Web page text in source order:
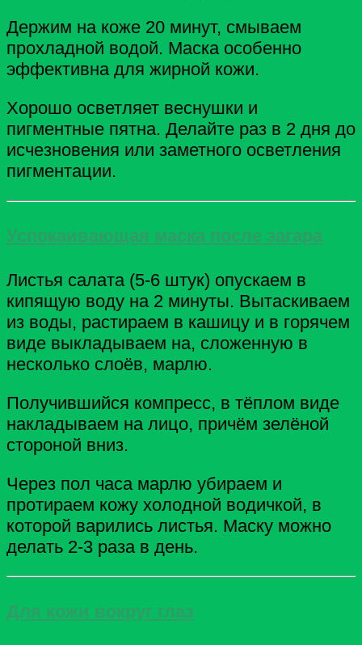
Держим на коже 20 минут, смываем
прохладной водой. Маска особенно
эффективна для жирной кожи.
Хорошо осветляет веснушки и
пигментные пятна. Делайте раз в 2 дня до
исчезновения или заметного осветления
пигментации.
Успокаивающая маска после загара
Листья салата (5-6 штук) опускаем в
кипящую воду на 2 минуты. Вытаскиваем
из воды, растираем в кашицу и в горячем
виде выкладываем на, сложенную в
несколько слоёв, марлю.
Получившийся компресс, в тёплом виде
накладываем на лицо, причём зелёной
стороной вниз.
Через пол часа марлю убираем и
протираем кожу холодной водичкой, в
которой варились листья. Маску можно
делать 2-3 раза в день.
Для кожи вокруг глаз